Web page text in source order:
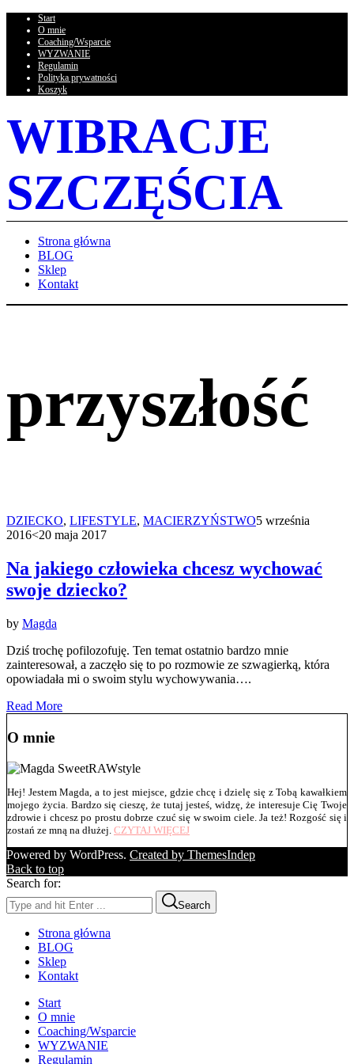
Start
O mnie
Coaching/Wsparcie
WYZWANIE
Regulamin
Polityka prywatności
Koszyk
WIBRACJE
SZCZĘŚCIA
Strona główna
BLOG
Sklep
Kontakt
przyszłość
DZIECKO, LIFESTYLE, MACIERZYŃSTWO5 września
2016<20 maja 2017
Na jakiego człowieka chcesz wychować
swoje dziecko?
by Magda
Dziś trochę pofilozofuję. Ten temat ostatnio bardzo mnie
zainteresował, a zaczęło się to po rozmowie ze szwagierką, która
opowiadała mi o swoim stylu wychowywania….
Read More
O mnie
Hej! Jestem Magda, a to jest miejsce, gdzie chcę i dzielę się z Tobą kawałkiem
mojego życia. Bardzo się cieszę, że tutaj jesteś, widzę, że interesuje Cię Twoje
zdrowie i chcesz po prostu dobrze czuć się w swoim ciele. Ja też! Rozgość się i
zostań ze mną na dłużej. CZYTAJ WIĘCEJ
Powered by WordPress. Created by ThemesIndep
Back to top
Search for:
Search
Strona główna
BLOG
Sklep
Kontakt
Start
O mnie
Coaching/Wsparcie
WYZWANIE
Regulamin